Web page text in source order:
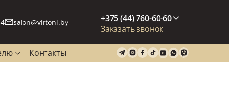
salon@virtoni.by
+375 (44) 760-60-60
Заказать звонок
Контакты